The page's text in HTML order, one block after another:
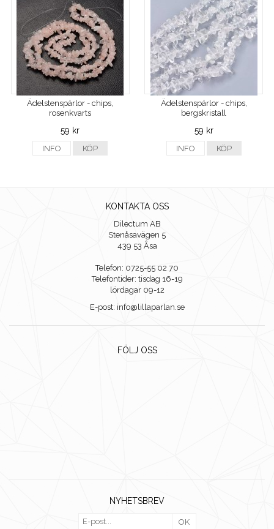
Ädelstenspärlor - chips,
rosenkvarts
59 kr
INFO KÖP
Ädelstenspärlor - chips,
bergskristall
59 kr
INFO KÖP
KONTAKTA OSS
Dilectum AB
Stenåsavägen 5
439 53 Åsa
Telefon: 0725-55 02 70
Telefontider: tisdag 16-19
lördagar 09-12
E-post: info@lillaparlan.se
FÖLJ OSS
NYHETSBREV
OK